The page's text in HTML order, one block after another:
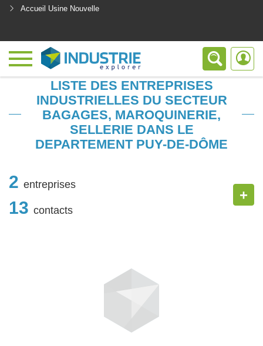
Accueil Usine Nouvelle
LISTE DES ENTREPRISES
INDUSTRIELLES DU SECTEUR
BAGAGES, MAROQUINERIE,
SELLERIE DANS LE
DEPARTEMENT PUY-DE-DÔME
2 entreprises
13 contacts
+